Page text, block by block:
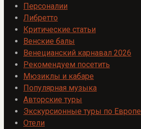
Персоналии
Либретто
Критические статьи
Венские балы
Венецианский карнавал 2026
Рекомендуем посетить
Мюзиклы и кабаре
Популярная музыка
Авторские туры
Экскурсионные туры по Европе
Отели